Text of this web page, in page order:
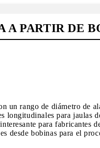
A PARTIR DE
rango de diámetro de
para jaulas
para fabricantes